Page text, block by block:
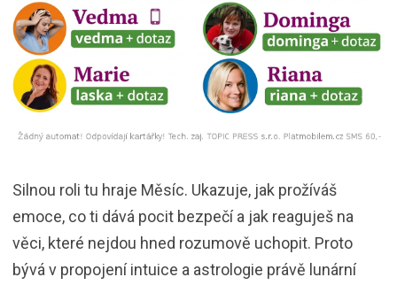
Silnou roli tu hraje Měsíc. Ukazuje, jak prožíváš
emoce, co ti dává pocit bezpečí a jak reaguješ na
věci, které nejdou hned rozumově uchopit. Proto
bývá v propojení intuice a astrologie právě lunární